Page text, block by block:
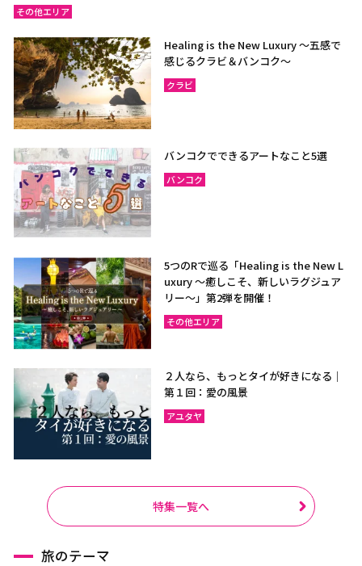
その他エリア
Healing is the New Luxury ～五感で
感じるクラビ＆バンコク～
クラビ
バンコクでできるアートなこと5選
バンコク
5つのRで巡る「Healing is the New L
uxury ～癒しこそ、新しいラグジュア
リー〜」第2弾を開催！
その他エリア
２人なら、もっとタイが好きになる｜
第１回：愛の風景
アユタヤ
特集一覧へ
旅のテーマ